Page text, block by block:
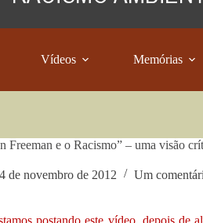
Vídeos Memórias
Freeman e o Racismo” – uma visão
de novembro de 2012 Um
postando este vídeo, depois de